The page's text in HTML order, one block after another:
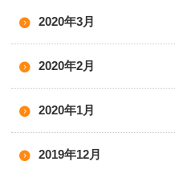
2020年3月
2020年2月
2020年1月
2019年12月